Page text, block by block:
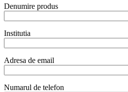
Hendi,
3
recipiente
sticla
pentru:
sare,
piper,
suport
scobitori
quantity
Denumire produs
Institutia
Adresa de email
Numarul de telefon